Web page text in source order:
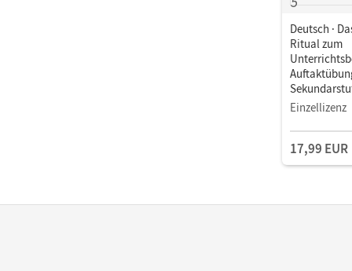
Deutsch ·
Ritual zum
Buch als
Einzellizenz
17,99 EUR